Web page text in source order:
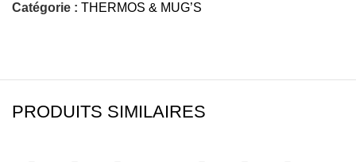
Catégorie : THERMOS & MUG’S
PRODUITS SIMILAIRES